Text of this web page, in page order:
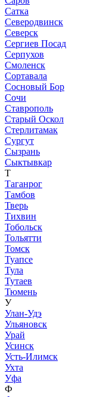
Сатка
Северодвинск
Северск
Сергиев Посад
Серпухов
Смоленск
Сортавала
Сосновый Бор
Сочи
Ставрополь
Старый Оскол
Стерлитамак
Сургут
Сызрань
Сыктывкар
Т
Таганрог
Тамбов
Тверь
Тихвин
Тобольск
Тольятти
Томск
Туапсе
Тула
Тутаев
Тюмень
У
Улан-Удэ
Ульяновск
Урай
Усинск
Усть-Илимск
Ухта
Уфа
Ф